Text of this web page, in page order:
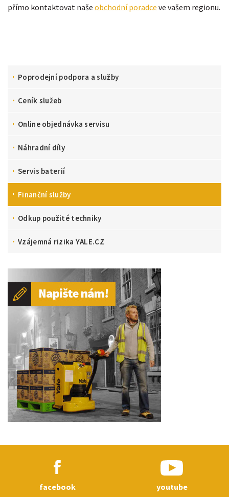
přímo kontaktovat naše obchodní poradce ve vašem regionu.
Poprodejní podpora a služby
Ceník služeb
Online objednávka servisu
Náhradní díly
Servis baterií
Finanční služby
Odkup použité techniky
Vzájemná rizika YALE.CZ
facebook youtube